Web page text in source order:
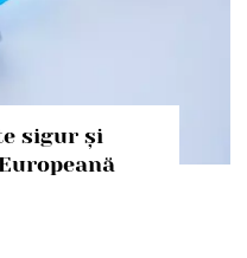
sigur și